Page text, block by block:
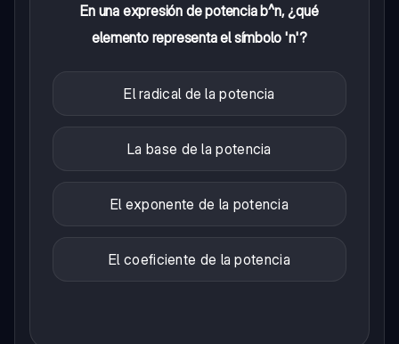
En una expresión de potencia b^n, ¿qué
elemento representa el símbolo 'n'?
El radical de la potencia
La base de la potencia
El exponente de la potencia
El coeficiente de la potencia